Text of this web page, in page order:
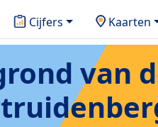
Cijfers Kaarten
van